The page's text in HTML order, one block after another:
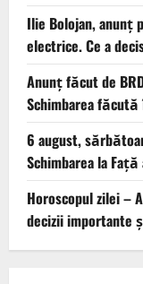
Ilie Bolojan, anunț
electrice. Ce a
Anunț făcut de
Schimbarea
6 august,
Schimbarea la
Horoscopul zilei –
decizii importante